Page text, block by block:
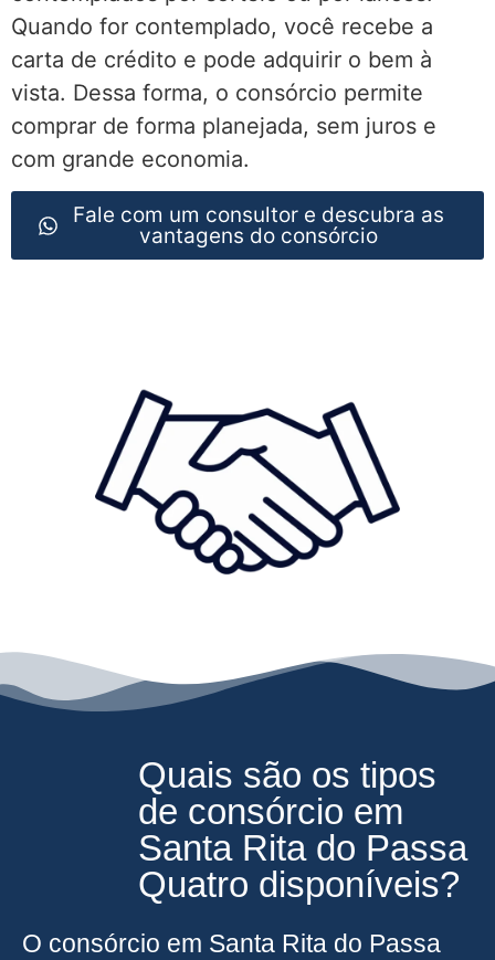
Quando for contemplado, você recebe a
carta de crédito e pode adquirir o bem à
vista. Dessa forma, o consórcio permite
comprar de forma planejada, sem juros e
com grande economia.
Fale com um consultor e descubra as
vantagens do consórcio
Quais são os tipos
de consórcio em
Santa Rita do Passa
Quatro disponíveis?
O consórcio em Santa Rita do Passa